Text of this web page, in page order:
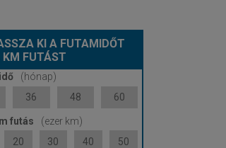
KI A FUTAMIDŐT
KM FUTÁST
(hónap)
36 48 60
futás
(ezer km)
20 30 40 50